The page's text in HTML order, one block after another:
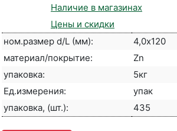
Наличие в магазинах
Цены и скидки
ном.размер d/L (мм):
4,0х120
материал/покрытие:
Zn
упаковка:
5кг
Ед.измерения:
упак
упаковка, (шт.):
435